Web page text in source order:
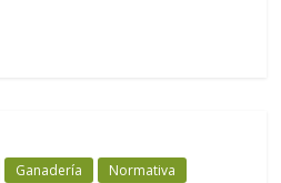
Ganadería Normativa